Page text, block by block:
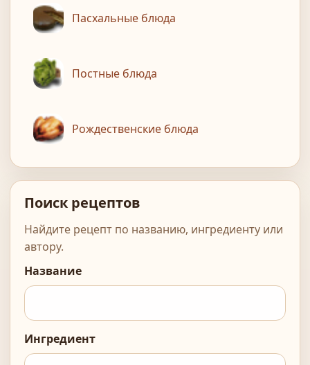
Пасхальные блюда
Постные блюда
Рождественские блюда
Поиск рецептов
Найдите рецепт по названию, ингредиенту или
автору.
Название
Ингредиент